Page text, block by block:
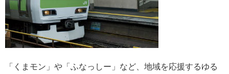
「くまモン」や「ふなっしー」など、地域を応援するゆる